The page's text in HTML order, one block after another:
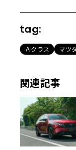
tag:
Ａクラス マツ
関連記事